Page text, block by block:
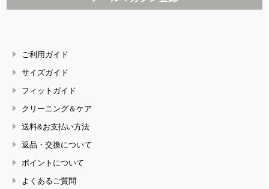
ご利用ガイド
サイズガイド
フィットガイド
クリーニング＆ケア
送料&お支払い方法
返品・交換について
ポイントについて
よくあるご質問